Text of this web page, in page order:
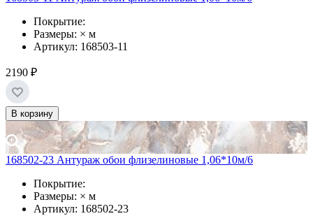
Покрытие:
Размеры: × м
Артикул: 168503-11
2190 ₽
В корзину
168502-23 Антураж обои флизелиновые 1,06*10м/6
Покрытие:
Размеры: × м
Артикул: 168502-23